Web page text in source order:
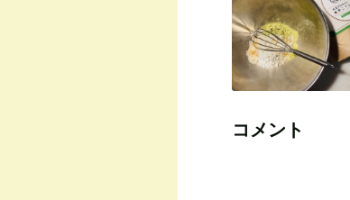
コメント